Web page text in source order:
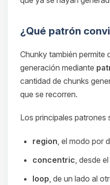
¿Qué patrón
Chunky también permite
generación mediante
cantidad de chunks
que se recorren.
Los principales patrones
region , el modo por
concentric , desde
loop , de un lado al